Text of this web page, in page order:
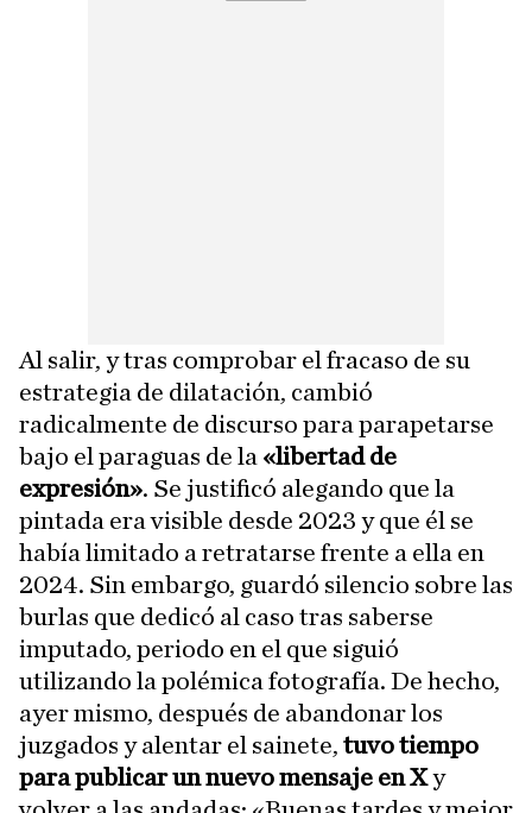
Al salir, y tras comprobar el fracaso de su
estrategia de dilatación, cambió
radicalmente de discurso para parapetarse
bajo el paraguas de la «libertad de
expresión». Se justificó alegando que la
pintada era visible desde 2023 y que él se
había limitado a retratarse frente a ella en
2024. Sin embargo, guardó silencio sobre las
burlas que dedicó al caso tras saberse
imputado, periodo en el que siguió
utilizando la polémica fotografía. De hecho,
ayer mismo, después de abandonar los
juzgados y alentar el sainete, tuvo tiempo
para publicar un nuevo mensaje en Xy